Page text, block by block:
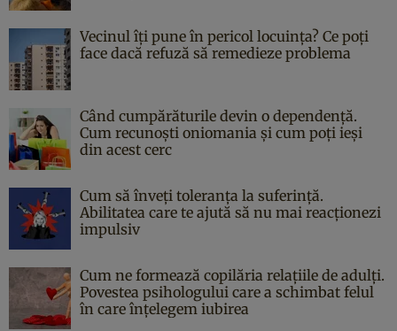
Vecinul îți pune în pericol locuința? Ce poți
face dacă refuză să remedieze problema
Când cumpărăturile devin o dependență.
Cum recunoști oniomania și cum poți ieși
din acest cerc
Cum să înveți toleranța la suferință.
Abilitatea care te ajută să nu mai reacționezi
impulsiv
Cum ne formează copilăria relațiile de adulți.
Povestea psihologului care a schimbat felul
în care înțelegem iubirea